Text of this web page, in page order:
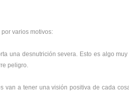
varios motivos:
una desnutrición severa. Esto es algo
peligro.
van a tener una visión positiva de cada